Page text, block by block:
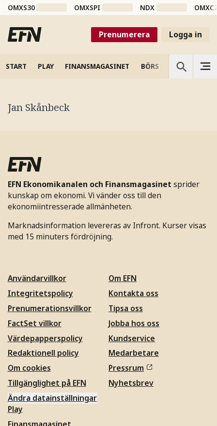
OMXS30 OMXSPI NDX
Prenumerera Logga in
START PLAY FINANSMAGASINET BÖRS VETENSKAP
Jan Skånbeck
EFN Ekonomikanalen och Finansmagasinet sprider
kunskap om ekonomi. Vi vänder oss till den
ekonomiintresserade allmänheten.
Marknadsinformation levereras av Infront. Kurser visas
med 15 minuters fördröjning.
Användarvillkor
Integritetspolicy
Prenumerationsvillkor
FactSet villkor
Värdepapperspolicy
Redaktionell policy
Om cookies
Tillgänglighet på EFN
Ändra datainställningar
Om EFN
Kontakta oss
Tipsa oss
Jobba hos oss
Kundservice
Medarbetare
Pressrum
Nyhetsbrev
Play
Finansmagasinet